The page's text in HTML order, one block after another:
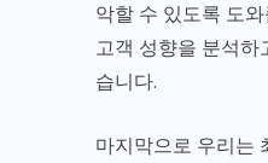
악할 수 있도록 도
고객 성향을 분석하
습니다.
마지막으로 우리는